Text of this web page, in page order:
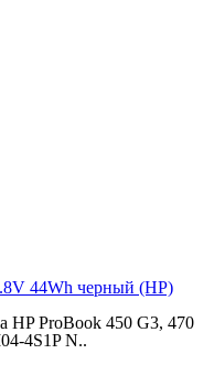
44Wh черный (HP)
HP ProBook 450 G3, 470
4S1P N..